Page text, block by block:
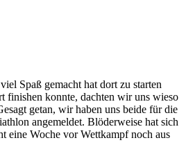
Spaß gemacht hat dort zu starten
finishen konnte, dachten wir uns wieso
getan, wir haben uns beide für die
angemeldet. Blöderweise hat sich
eine Woche vor Wettkampf noch aus